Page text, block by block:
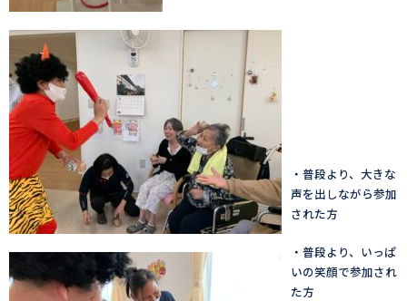
・普段より、大きな
声を出しながら参加
された方
・普段より、いっぱ
いの笑顔で参加され
た方